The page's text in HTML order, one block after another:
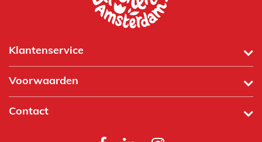
Klantenservice
Voorwaarden
Contact